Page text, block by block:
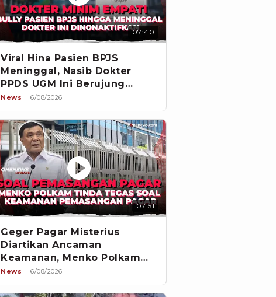
07:40
Viral Hina Pasien BPJS
Meninggal, Nasib Dokter
PPDS UGM Ini Berujung
Dipecat
News 6/08/2026
07:51
Geger Pagar Misterius
Diartikan Ancaman
Keamanan, Menko Polkam
Angkat Bicara
News 6/08/2026